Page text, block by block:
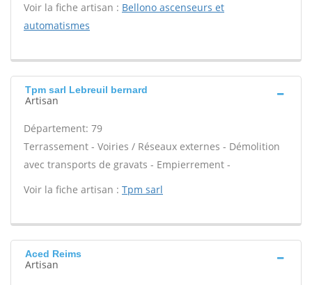
Voir la fiche artisan : Bellono ascenseurs et
automatismes
Tpm sarl Lebreuil bernard
Artisan
Département: 79
Terrassement - Voiries / Réseaux externes - Démolition
avec transports de gravats - Empierrement -
Voir la fiche artisan : Tpm sarl
Aced Reims
Artisan